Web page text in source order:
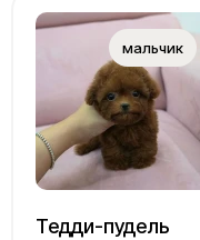
Тедди-пудель